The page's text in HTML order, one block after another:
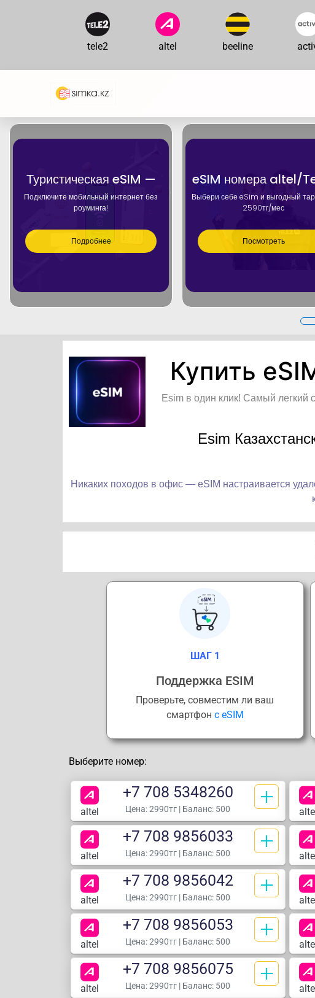
tele2 altel beeline
Туристическая eSIM —
Подключите мобильный интернет без
роуминга!
Подробнее
eSIM номера altel/
Выбери себе eSim и выгодный
2590тг/мес
Посмотреть
Купить
Esim в один клик! Самый легкий
Esim
Никаких походов в офис — eSIM настраивается
ШАГ 1
Поддержка ESIM
Проверьте, совместим ли ваш
смартфон с eSIM
Выберите номер:
altel
+7 708 5348260
Цена:2990тг | Баланс: 500
altel
+7 708 9856033
Цена:2990тг | Баланс: 500
altel
+7 708 9856042
Цена:2990тг | Баланс: 500
altel
+7 708 9856053
Цена:2990тг | Баланс: 500
altel
+7 708 9856075
Цена:2990тг | Баланс: 500